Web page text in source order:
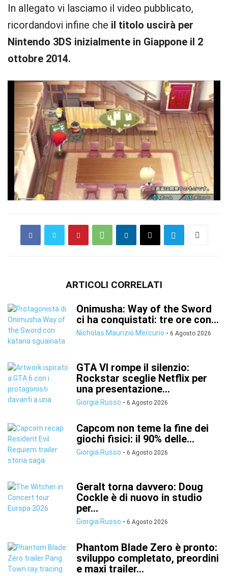
In allegato vi lasciamo il video pubblicato,
ricordandovi infine che il titolo uscirà per
Nintendo 3DS inizialmente in Giappone il 2
ottobre 2014.
ARTICOLI CORRELATI
Onimusha: Way of the Sword
ci ha conquistati: tre ore con...
Nicholas Maurizio Mercurio - 6 Agosto 2026
GTA VI rompe il silenzio:
Rockstar sceglie Netflix per
una presentazione...
Giorgia Russo - 6 Agosto 2026
Capcom non teme la fine dei
giochi fisici: il 90% delle...
Giorgia Russo - 6 Agosto 2026
Geralt torna davvero: Doug
Cockle è di nuovo in studio
per...
Giorgia Russo - 6 Agosto 2026
Phantom Blade Zero è pronto:
sviluppo completato, preordini
e maxi trailer...